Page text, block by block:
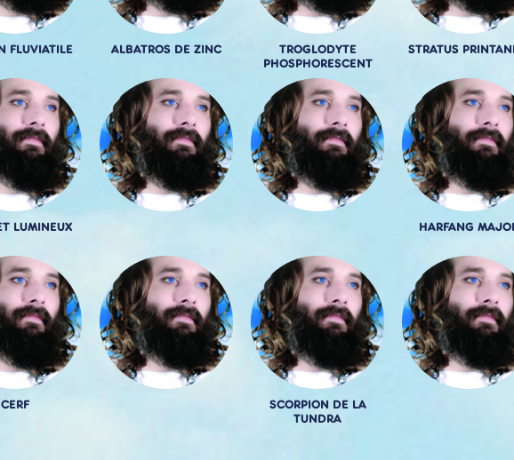
FLUVIATILE ALBATROS DE ZINC
TROGLODYTE
PHOSPHORESCENT
STRATUS
LUMINEUX HARFANG
CERF
SCORPION DE LA
TUNDRA